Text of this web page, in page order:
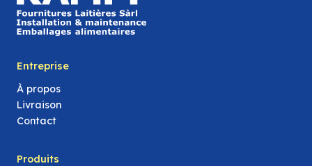
Entreprise
À propos
Livraison
Contact
Produits